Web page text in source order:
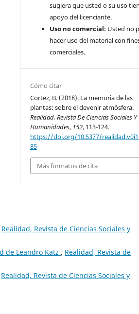
sugiera que usted o su uso
apoyo del licenciante.
Uso no comercial: Usted no
hacer uso del material con
comerciales.
Cómo citar
Cortez, B. (2018). La memoria de las
plantas: sobre el devenir atm´ósfera.
Realidad, Revista De Ciencias Sociales Y
Humanidades, 152, 113-124.
https://doi.org/10.5377/
85
Más formatos de cita
Realidad, Revista de Ciencias Sociales y
de Leandro Katz , Realidad, Revista de
Realidad, Revista de Ciencias Sociales y